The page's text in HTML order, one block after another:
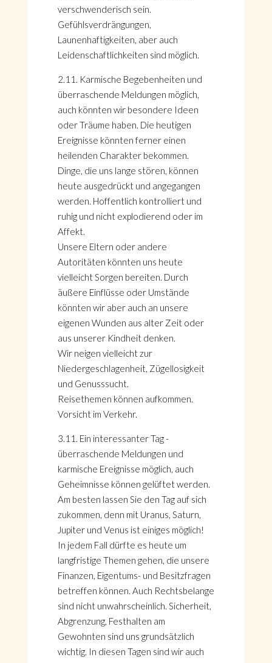
verschwenderisch sein.
Gefühlsverdrängungen,
Launenhaftigkeiten, aber auch
Leidenschaftlichkeiten sind möglich.
2.11. Karmische Begebenheiten und
überraschende Meldungen möglich,
auch könnten wir besondere Ideen
oder Träume haben. Die heutigen
Ereignisse könnten ferner einen
heilenden Charakter bekommen.
Dinge, die uns lange stören, können
heute ausgedrückt und angegangen
werden. Hoffentlich kontrolliert und
ruhig und nicht explodierend oder im
Affekt.
Unsere Eltern oder andere
Autoritäten könnten uns heute
vielleicht Sorgen bereiten. Durch
äußere Einflüsse oder Umstände
könnten wir aber auch an unsere
eigenen Wunden aus alter Zeit oder
aus unserer Kindheit denken.
Wir neigen vielleicht zur
Niedergeschlagenheit, Zügellosigkeit
und Genusssucht.
Reisethemen können aufkommen.
Vorsicht im Verkehr.
3.11. Ein interessanter Tag -
überraschende Meldungen und
karmische Ereignisse möglich, auch
Geheimnisse können gelüftet werden.
Am besten lassen Sie den Tag auf sich
zukommen, denn mit Uranus, Saturn,
Jupiter und Venus ist einiges möglich!
In jedem Fall dürfte es heute um
langfristige Themen gehen, die unsere
Finanzen, Eigentums- und Besitzfragen
betreffen können. Auch Rechtsbelange
sind nicht unwahrscheinlich. Sicherheit,
Abgrenzung, Festhalten am
Gewohnten sind uns grundsätzlich
wichtig. In diesen Tagen sind wir auch